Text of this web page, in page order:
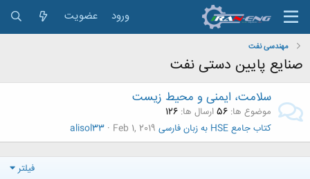
ورود عضویت
مهندسی نفت
صنایع پایین دستی نفت
سلامت، ایمنی و محیط زیست
موضوع ها 56ارسال ها 126
کتاب جامع HSE به زبان فارسی
Feb 1, 2019
alisol33
فیلتر